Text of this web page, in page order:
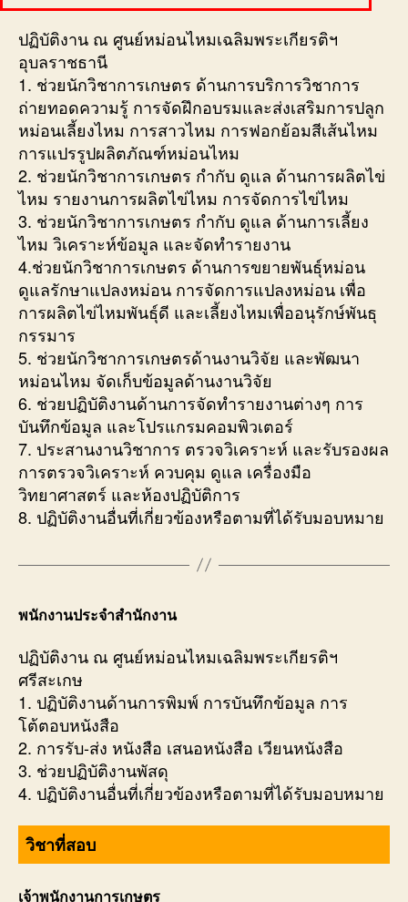
ปฏิบัติงาน ณ ศูนย์หม่อนไหมเฉลิมพระเกียรติฯ
อุบลราชธานี
1. ช่วยนักวิชาการเกษตร ด้านการบริการวิชาการ
ถ่ายทอดความรู้ การจัดฝึกอบรมและส่งเสริมการปลูก
หม่อนเลี้ยงไหม การสาวไหม การฟอกย้อมสีเส้นไหม
การแปรรูปผลิตภัณฑ์หม่อนไหม
2. ช่วยนักวิชาการเกษตร กำกับ ดูแล ด้านการผลิตไข่
ไหม รายงานการผลิตไข่ไหม การจัดการไข่ไหม
3. ช่วยนักวิชาการเกษตร กำกับ ดูแล ด้านการเลี้ยง
ไหม วิเคราะห์ข้อมูล และจัดทำรายงาน
4.ช่วยนักวิชาการเกษตร ด้านการขยายพันธุ์หม่อน
ดูแลรักษาแปลงหม่อน การจัดการแปลงหม่อน เพื่อ
การผลิตไข่ไหมพันธุ์ดี และเลี้ยงไหมเพื่ออนุรักษ์พันธุ
กรรมาร
5. ช่วยนักวิชาการเกษตรด้านงานวิจัย และพัฒนา
หม่อนไหม จัดเก็บข้อมูลด้านงานวิจัย
6. ช่วยปฏิบัติงานด้านการจัดทำรายงานต่างๆ การ
บันทึกข้อมูล และโปรแกรมคอมพิวเตอร์
7. ประสานงานวิชาการ ตรวจวิเคราะห์ และรับรองผล
การตรวจวิเคราะห์ ควบคุม ดูแล เครื่องมือ
วิทยาศาสตร์ และห้องปฏิบัติการ
8. ปฏิบัติงานอื่นที่เกี่ยวข้องหรือตามที่ได้รับมอบหมาย
พนักงานประจำสำนักงาน
ปฏิบัติงาน ณ ศูนย์หม่อนไหมเฉลิมพระเกียรติฯ
ศรีสะเกษ
1. ปฏิบัติงานด้านการพิมพ์ การบันทึกข้อมูล การ
โต้ตอบหนังสือ
2. การรับ-ส่ง หนังสือ เสนอหนังสือ เวียนหนังสือ
3. ช่วยปฏิบัติงานพัสดุ
4. ปฏิบัติงานอื่นที่เกี่ยวข้องหรือตามที่ได้รับมอบหมาย
วิชาที่สอบ
เจ้าพนักงานการเกษตร